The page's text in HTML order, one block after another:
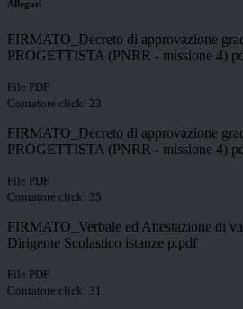
Allegati
FIRMATO_Decreto di approvazione
PROGETTISTA (PNRR - missione
File PDF
Contatore click: 23
FIRMATO_Decreto di approvazione
PROGETTISTA (PNRR - missione
File PDF
Contatore click: 35
FIRMATO_Verbale ed Attestazione di
Dirigente Scolastico istanze p.pdf
File PDF
Contatore click: 31